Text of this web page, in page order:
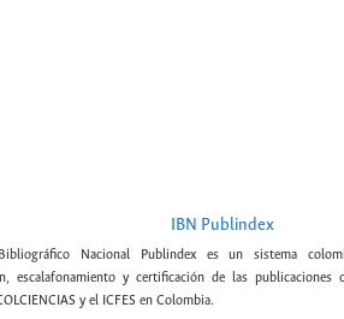
IBN Publindex
Nacional Publindex es un sistema
escalafonamiento y certificación de las publicaciones
y el ICFES en Colombia.